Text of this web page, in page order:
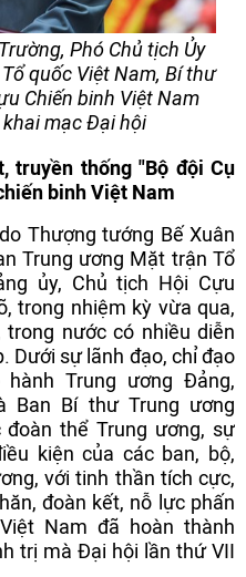
Phó Chủ tịch Ủy
quốc Việt Nam, Bí thư
Chiến binh Việt Nam
mạc Đại hội
truyền thống "Bộ đội Cụ
binh Việt Nam
Thượng tướng Bế Xuân
Trung ương Mặt trận Tổ
ủy, Chủ tịch Hội Cựu
trong nhiệm kỳ vừa qua,
nước có nhiều diễn
Dưới sự lãnh đạo, chỉ đạo
Trung ương Đảng,
Ban Bí thư Trung ương
thể Trung ương, sự
kiện của các ban, bộ,
với tinh thần tích cực,
đoàn kết, nỗ lực phấn
Nam đã hoàn thành
trị mà Đại hội lần thứ VII